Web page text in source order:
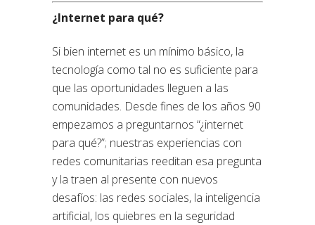
¿Internet para qué?
Si bien internet es un mínimo básico, la
tecnología como tal no es suficiente para
que las oportunidades lleguen a las
comunidades. Desde fines de los años 90
empezamos a preguntarnos “¿internet
para qué?”; nuestras experiencias con
redes comunitarias reeditan esa pregunta
y la traen al presente con nuevos
desafíos: las redes sociales, la inteligencia
artificial, los quiebres en la seguridad